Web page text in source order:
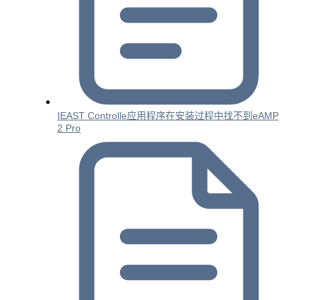
IEAST Controlle应用程序在安装过程中找不到eAMP
2 Pro